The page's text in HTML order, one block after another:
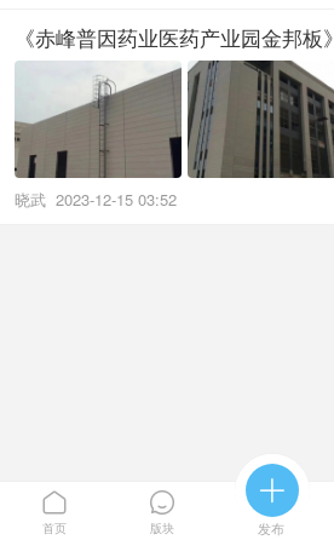
《赤峰普因药业医药产业园金邦板》
晓武 2023-12-15 03:52

首页

版块

发布